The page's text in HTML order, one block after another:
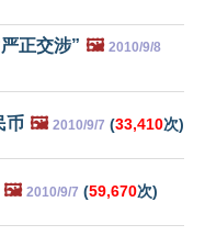
正交涉” 🖼️ 2010/9/8
币 🖼️ 2010/9/7 (33,410次)
🖼️ 2010/9/7 (59,670次)